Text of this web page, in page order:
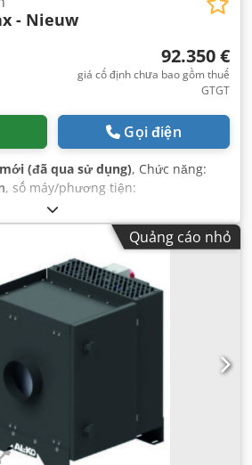
- Nieuw
92.350 €
giá cố định chưa bao gồm thuế
GTGT
Gọi điện
(đã qua sử dụng), Chức năng:
, số máy/phương tiện:
, số km đã đi:
lực), đăng ký lần đầu:10/2025, loại
385/55 R 22.5 - 315/70
, chiều dài cơ sở:
sắc:đen , cabin lái:cabin ngủ
, hạng mục khí thải:
muội than, bộ sưởi đỗ xe, cánh
vị, kiểm soát hành trình, kiểm
trên xe, túi khí, điều hòa không
Quảng cáo nhỏ